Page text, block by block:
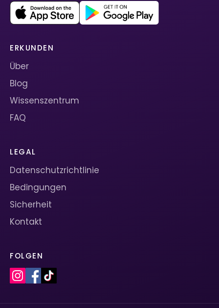
ERKUNDEN
Über
Blog
Wissenszentrum
FAQ
LEGAL
Datenschutzrichtlinie
Bedingungen
Sicherheit
Kontakt
FOLGEN